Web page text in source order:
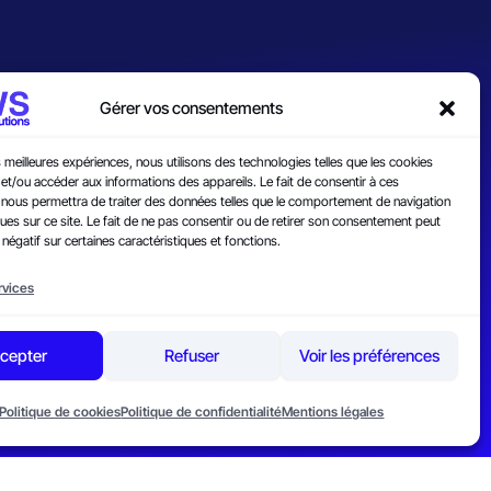
Gérer vos consentements
expériences, nous utilisons des technologies telles que les cookies
ou accéder aux informations des appareils. Le fait de consentir à ces
permettra de traiter des données telles que le comportement de navigation
sur ce site. Le fait de ne pas consentir ou de retirer son consentement peut
sur certaines caractéristiques et fonctions.
Refuser Voir les préférences
Politique de cookiesPolitique de confidentialitéMentions légales
Politique de confidentialité